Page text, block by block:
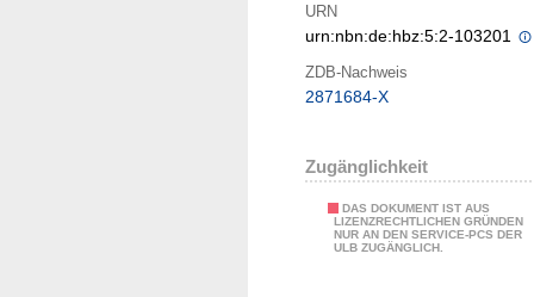
URN
urn:nbn:de:hbz:5:2-103201
ZDB-Nachweis
2871684-X
Zugänglichkeit
DAS DOKUMENT IST AUS
LIZENZRECHTLICHEN GRÜNDEN
NUR AN DEN SERVICE-PCS DER
ULB ZUGÄNGLICH.